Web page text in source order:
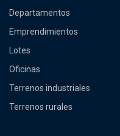
Departamentos
Emprendimientos
Lotes
Oficinas
Terrenos industriales
Terrenos rurales